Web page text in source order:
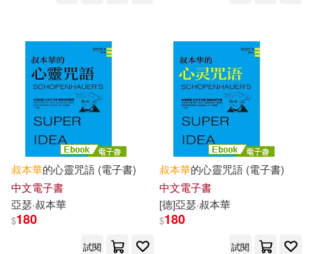
叔本華的心靈咒語 (電子書)
中文電子書
亞瑟·叔本華
$180
試閱
叔本華的心靈咒語 (電子書)
中文電子書
[德]亞瑟·叔本華
$180
試閱